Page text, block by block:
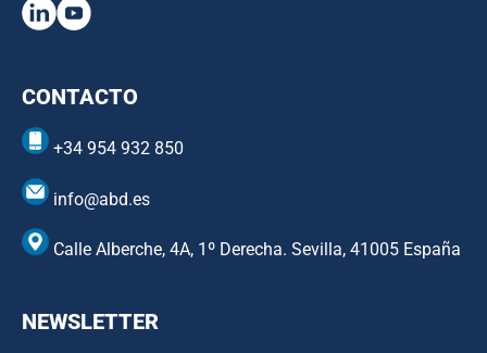
CONTACTO
+34 954 932 850
info@abd.es
Calle Alberche, 4A, 1º Derecha. Sevilla, 41005 España
NEWSLETTER